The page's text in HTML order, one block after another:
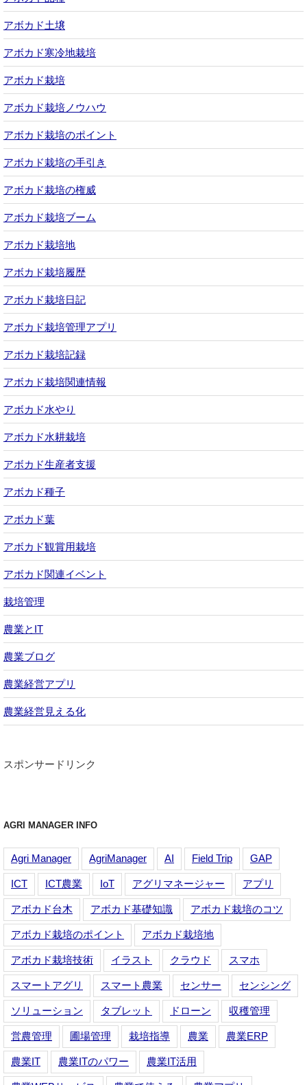
アボカド土壌
アボカド寒冷地栽培
アボカド栽培
アボカド栽培ノウハウ
アボカド栽培のポイント
アボカド栽培の手引き
アボカド栽培の権威
アボカド栽培ブーム
アボカド栽培地
アボカド栽培履歴
アボカド栽培日記
アボカド栽培管理アプリ
アボカド栽培記録
アボカド栽培関連情報
アボカド水やり
アボカド水耕栽培
アボカド生産者支援
アボカド種子
アボカド葉
アボカド観賞用栽培
アボカド関連イベント
栽培管理
農業とIT
農業ブログ
農業経営アプリ
農業経営見える化
スポンサードリンク
AGRI MANAGER INFO
Agri Manager AgriManager AI Field Trip GAP
ICT ICT農業 IoT アグリマネージャー アプリ
アボカド台木 アボカド基礎知識 アボカド栽培のコツ
アボカド栽培のポイント アボカド栽培地
アボカド栽培技術 イラスト クラウド スマホ
スマートアグリ スマート農業 センサー センシング
ソリューション タブレット ドローン 収穫管理
営農管理 圃場管理 栽培指導 農業 農業ERP
農業IT 農業ITのパワー 農業IT活用